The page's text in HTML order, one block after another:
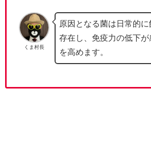
くま村長
原因となる菌は日常的
存在し、免疫力の低下
を高めます。